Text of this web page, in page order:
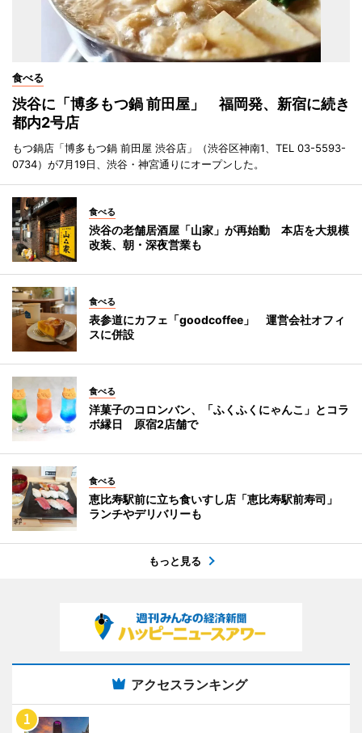
食べる
渋谷に「博多もつ鍋 前田屋」 福岡発、新宿に続き
都内2号店
もつ鍋店「博多もつ鍋 前田屋 渋谷店」（渋谷区神南1、TEL 03-5593-
0734）が7月19日、渋谷・神宮通りにオープンした。
食べる
渋谷の老舗居酒屋「山家」が再始動 本店を大規模
改装、朝・深夜営業も
食べる
表参道にカフェ「goodcoffee」 運営会社オフィ
スに併設
食べる
洋菓子のコロンバン、「ふくふくにゃんこ」とコラ
ボ縁日 原宿2店舗で
食べる
恵比寿駅前に立ち食いすし店「恵比寿駅前寿司」
ランチやデリバリーも
もっと見る
アクセスランキング